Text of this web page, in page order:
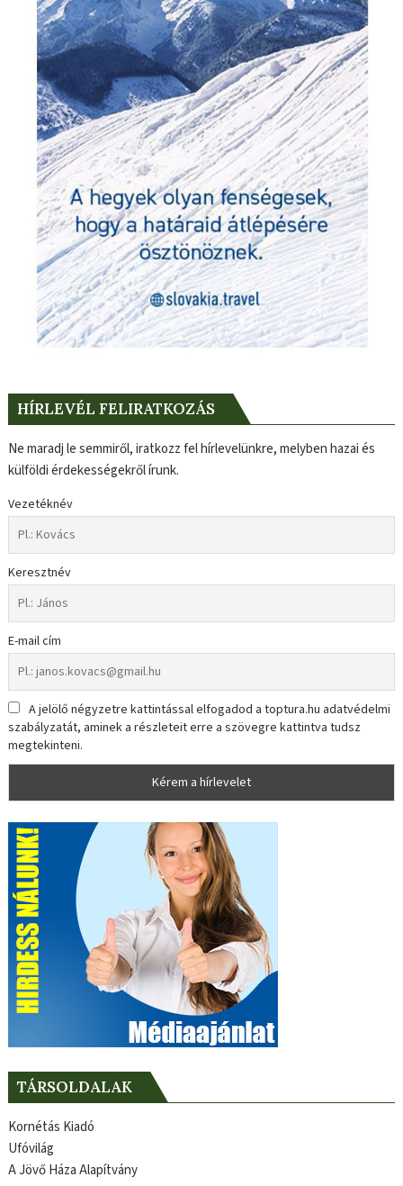
HÍRLEVÉL FELIRATKOZÁS
Ne maradj le semmiről, iratkozz fel hírlevelünkre, melyben hazai és
külföldi érdekességekről írunk.
Vezetéknév
Keresztnév
E-mail cím
A jelölő négyzetre kattintással elfogadod a toptura.hu adatvédelmi
szabályzatát, aminek a részleteit erre a szövegre kattintva tudsz
megtekinteni.
TÁRSOLDALAK
Kornétás Kiadó
Ufóvilág
A Jövő Háza Alapítvány